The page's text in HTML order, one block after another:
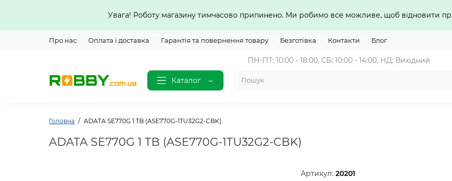
Увага! Роботу магазину тимчасово припинено. Ми робимо все можливе, щоб відновити
Про нас Оплата і доставка Гарантія та повернення товару Безготівка Контакти Блог
Каталог
ПН-ПТ: 10:00 - 18:00, СБ: 10:00 - 14:00, НД: Вихідний
Головна ADATA SE770G 1 TB (ASE770G-1TU32G2-CBK)
ADATA SE770G 1 TB (ASE770G-1TU32G2-CBK)
Артикул: 20201